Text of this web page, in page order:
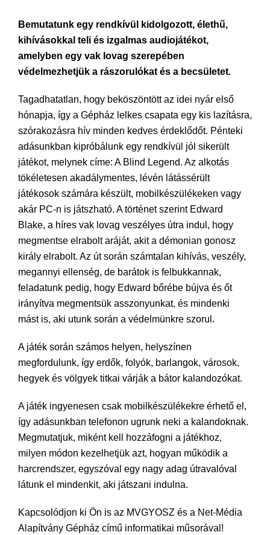
Bemutatunk egy rendkívül kidolgozott, élethű,
kihívásokkal teli és izgalmas audiojátékot,
amelyben egy vak lovag szerepében
védelmezhetjük a rászorulókat és a becsületet.
Tagadhatatlan, hogy beköszöntött az idei nyár első
hónapja, így a Gépház lelkes csapata egy kis lazításra,
szórakozásra hív minden kedves érdeklődőt. Pénteki
adásunkban kipróbálunk egy rendkívül jól sikerült
játékot, melynek címe: A Blind Legend. Az alkotás
tökéletesen akadálymentes, lévén látássérült
játékosok számára készült, mobilkészülékeken vagy
akár PC-n is játszható. A történet szerint Edward
Blake, a híres vak lovag veszélyes útra indul, hogy
megmentse elrabolt aráját, akit a démonian gonosz
király elrabolt. Az út során számtalan kihívás, veszély,
megannyi ellenség, de barátok is felbukkannak,
feladatunk pedig, hogy Edward bőrébe bújva és őt
irányítva megmentsük asszonyunkat, és mindenki
mást is, aki utunk során a védelmünkre szorul.
A játék során számos helyen, helyszínen
megfordulunk, így erdők, folyók, barlangok, városok,
hegyek és völgyek titkai várják a bátor kalandozókat.
A játék ingyenesen csak mobilkészülékekre érhető el,
így adásunkban telefonon ugrunk neki a kalandoknak.
Megmutatjuk, miként kell hozzáfogni a játékhoz,
milyen módon kezelhetjük azt, hogyan működik a
harcrendszer, egyszóval egy nagy adag útravalóval
látunk el mindenkit, aki játszani indulna.
Kapcsolódjon ki Ön is az MVGYOSZ és a Net-Média
Alapítvány Gépház című informatikai műsorával!